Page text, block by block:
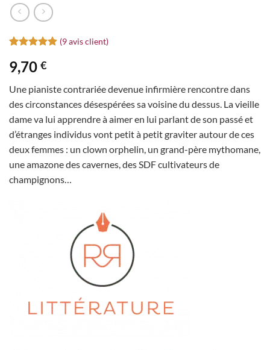
sur 5 basé
sur
notations
client
(9avis client)
9,70 €
Une pianiste contrariée devenue infirmière rencontre dans
des circonstances désespérées sa voisine du dessus. La vieille
dame va lui apprendre à aimer en lui parlant de son passé et
d’étranges individus vont petit à petit graviter autour de ces
deux femmes : un clown orphelin, un grand-père mythomane,
une amazone des cavernes, des SDF cultivateurs de
champignons…